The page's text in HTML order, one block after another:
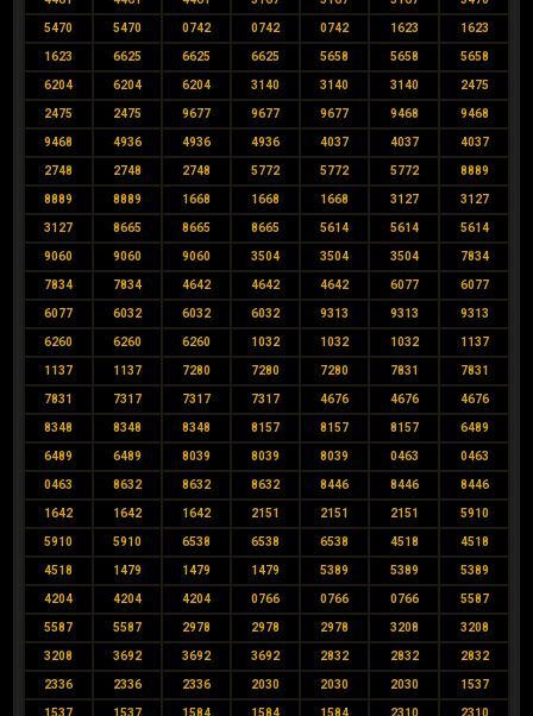
5470 5470 0742 0742 0742 1623 1623
1623 6625 6625 6625 5658 5658 5658
6204 6204 6204 3140 3140 3140 2475
2475 2475 9677 9677 9677 9468 9468
9468 4936 4936 4936 4037 4037 4037
2748 2748 2748 5772 5772 5772 8889
8889 8889 1668 1668 1668 3127 3127
3127 8665 8665 8665 5614 5614 5614
9060 9060 9060 3504 3504 3504 7834
7834 7834 4642 4642 4642 6077 6077
6077 6032 6032 6032 9313 9313 9313
6260 6260 6260 1032 1032 1032 1137
1137 1137 7280 7280 7280 7831 7831
7831 7317 7317 7317 4676 4676 4676
8348 8348 8348 8157 8157 8157 6489
6489 6489 8039 8039 8039 0463 0463
0463 8632 8632 8632 8446 8446 8446
1642 1642 1642 2151 2151 2151 5910
5910 5910 6538 6538 6538 4518 4518
4518 1479 1479 1479 5389 5389 5389
4204 4204 4204 0766 0766 0766 5587
5587 5587 2978 2978 2978 3208 3208
3208 3692 3692 3692 2832 2832 2832
2336 2336 2336 2030 2030 2030 1537
1537 1537 1584 1584 1584 2310 2310